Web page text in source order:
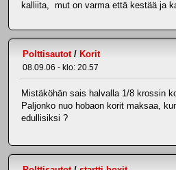
kalliita, mut on varma että kestää ja
Polttisautot/ Korit
08.09.06 - klo: 20.57
Mistäköhän sais halvalla 1/8 krossin
Paljonko nuo hobaon korit maksaa,
edullisiksi ?